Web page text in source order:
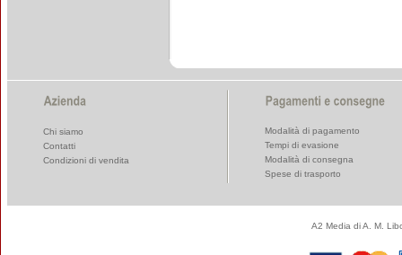
Chi siamo
Contatti
Condizioni di vendita
Modalità di pagamento
Tempi di evasione
Modalità di consegna
Spese di trasporto
A2 Media di A. M.